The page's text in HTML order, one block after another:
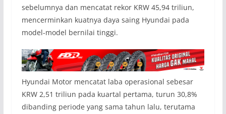
sebelumnya dan mencatat rekor KRW 45,94 triliun,
mencerminkan kuatnya daya saing Hyundai pada
model-model bernilai tinggi.
Hyundai Motor mencatat laba operasional sebesar
KRW 2,51 triliun pada kuartal pertama, turun 30,8%
dibanding periode yang sama tahun lalu, terutama